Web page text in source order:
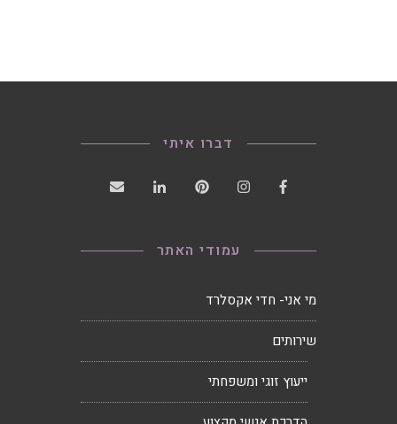
דברו איתי
עמודי האתר
מי אני- חדי אקסלרד
שירותים
ייעוץ זוגי ומשפחתי